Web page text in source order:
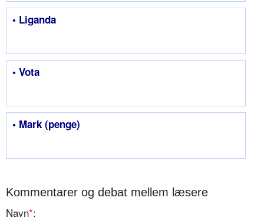
• Liganda
• Vota
• Mark (penge)
Kommentarer og debat mellem læsere
Navn*: